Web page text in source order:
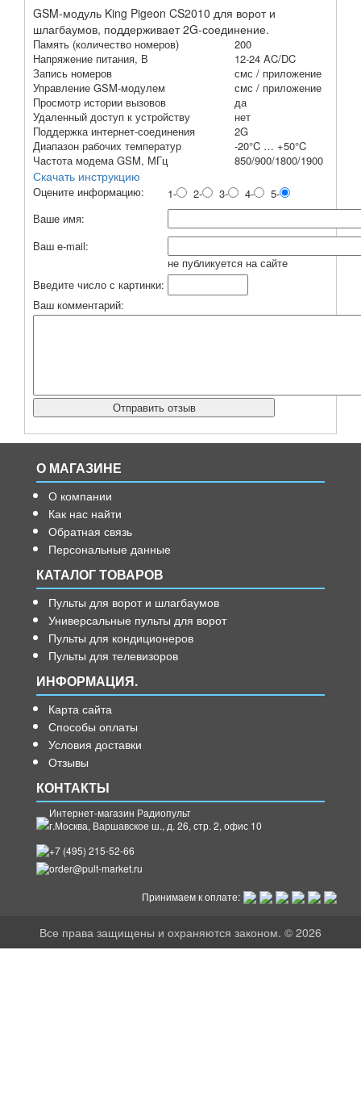
GSM-модуль King Pigeon CS2010 для ворот и
шлагбаумов, поддерживает 2G-соединение.
Память (количество номеров)
200
Напряжение питания, В
12-24 AC/DC
Запись номеров
смс / приложение
Управление GSM-модулем
смс / приложение
Просмотр истории вызовов
да
Удаленный доступ к устройству
нет
Поддержка интернет-соединения
2G
Диапазон рабочих температур
-20°C … +50°C
Частота модема GSM, МГц
850/900/1800/1900
Скачать инструкцию
Оцените информацию: 1- 2- 3- 4-
5-
Ваше имя:
Ваш e-mail:
не публикуется на сайте
Введите число с картинки:
Ваш комментарий:
О МАГАЗИНЕ
О компании
Как нас найти
Обратная связь
Персональные данные
КАТАЛОГ ТОВАРОВ
Пульты для ворот и шлагбаумов
Универсальные пульты для ворот
Пульты для кондиционеров
Пульты для телевизоров
ИНФОРМАЦИЯ.
Карта сайта
Способы оплаты
Условия доставки
Отзывы
КОНТАКТЫ
Интернет-магазин Радиопульт
г.Москва, Варшавское ш., д. 26, стр. 2, офис 10
+7 (495) 215-52-66
order@pult-market.ru
Принимаем к оплате:
Все права защищены и охраняются законом. © 2026